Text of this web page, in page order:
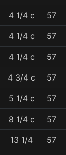
4 1/4 c 57
4 1/4 c 57
4 1/4 c 57
4 3/4 c 57
5 1/4 c 57
8 1/4 c 57
13 1/4 57